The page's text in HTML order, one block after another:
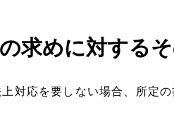
求めに対する
対応を要しない場合、所定